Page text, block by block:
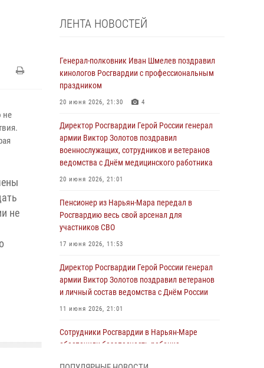
не
не
ЛЕНТА НОВОСТЕЙ
Генерал-полковник Иван Шмелев поздравил
кинологов Росгвардии с профессиональным
праздником
20 июня 2026, 21:30 4
Директор Росгвардии Герой России генерал
армии Виктор Золотов поздравил
военнослужащих, сотрудников и ветеранов
ведомства с Днём медицинского работника
20 июня 2026, 21:01
Пенсионер из Нарьян-Мара передал в
Росгвардию весь свой арсенал для
участников СВО
17 июня 2026, 11:53
Директор Росгвардии Герой России генерал
армии Виктор Золотов поздравил ветеранов
и личный состав ведомства с Днём России
11 июня 2026, 21:01
Сотрудники Росгвардии в Нарьян-Маре
обеспечили безопасность ребенка,